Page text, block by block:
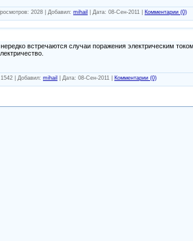
2028 | Добавил: mihail | Дата: 08-Сен-2011 Комментарии (0)
встречаются случаи поражения электрическим
| Добавил: mihail | Дата: 08-Сен-2011 Комментарии (0)